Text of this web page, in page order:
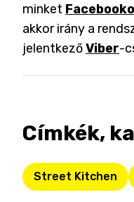
minket
akkor irány a
jelentkezőViber-
Címkék,
Street Kitchen